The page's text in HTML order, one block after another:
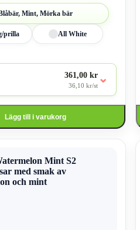
Mint, Mörka bär
prilla All White
361,00 kr
36,10 kr/st ⌄
Lägg till i varukorg